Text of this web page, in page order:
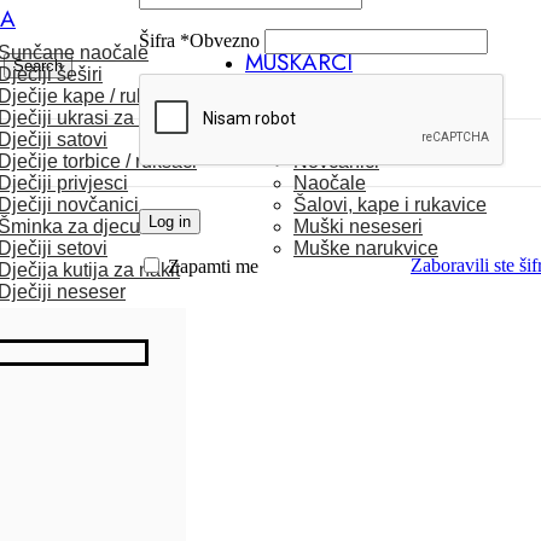
Search
Šifra *Obvezno
Log in
Zaboravili ste
Zapamti me
Sunčane naočale
Dječiji šeširi
kape / rukavice
Dječiji ukrasi za kosu
Dječiji satovi
Dječije torbice / ruksaci
Dječiji privjesci
Dječiji novčanici
Šminka za djecu
Dječiji setovi
Dječija kutija za nakit
neseser
MUŠKARCI
Torbice
Novčanici
Naočale
Šalovi, kape i rukavice
Muški neseseri
Muške narukvice